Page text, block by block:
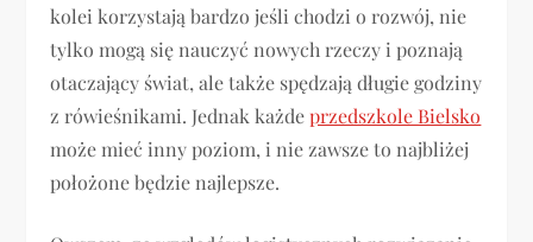
kolei korzystają bardzo jeśli chodzi o rozwój, nie
tylko mogą się nauczyć nowych rzeczy i poznają
otaczający świat, ale także spędzają długie godziny
z rówieśnikami. Jednak każdeprzedszkole Bielsko
może mieć inny poziom, i nie zawsze to najbliżej
położone będzie najlepsze.